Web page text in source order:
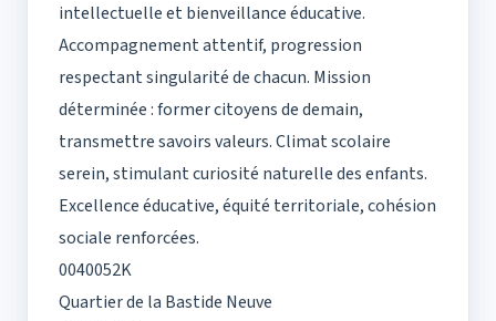
intellectuelle et bienveillance éducative.
Accompagnement attentif, progression
respectant singularité de chacun. Mission
déterminée : former citoyens de demain,
transmettre savoirs valeurs. Climat scolaire
serein, stimulant curiosité naturelle des enfants.
Excellence éducative, équité territoriale, cohésion
sociale renforcées.
0040052K
Quartier de la Bastide Neuve